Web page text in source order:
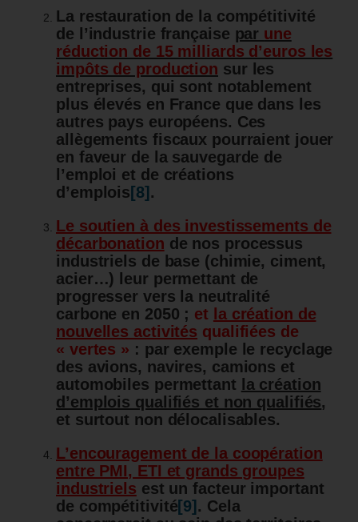
La restauration de la compétitivité
de l’industrie française par une
réduction de 15 milliards d’euros les
impôts de production sur les
entreprises, qui sont notablement
plus élevés en France que dans les
autres pays européens. Ces
allègements fiscaux pourraient jouer
en faveur de la sauvegarde de
l’emploi et de créations
d’emplois [8] .
Le soutien à des investissements de
décarbonation de nos processus
industriels de base (chimie, ciment,
acier…) leur permettant de
progresser vers la neutralité
carbone en 2050 ; et
la création de
nouvelles activités qualifiées de
« vertes » : par exemple le recyclage
des avions, navires, camions et
automobiles permettant
la création
d’emplois qualifiés et non qualifiés,
et surtout non délocalisables.
L’encouragement de la coopération
entre PMI, ETI et grands groupes
industriels est un facteur important
de compétitivité[9] . Cela